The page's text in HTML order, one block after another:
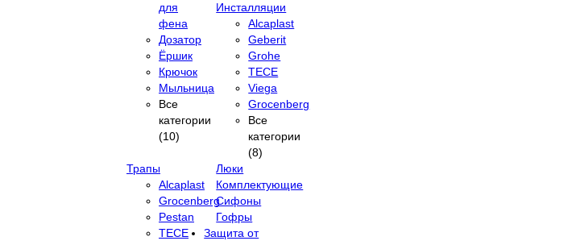
для
фена
Дозатор
Ёршик
Крючок
Мыльница
Все
категории
(10)
Инсталляции
Alcaplast
Geberit
Grohe
TECE
Viega
Grocenberg
Все
категории
(8)
Трапы
Alcaplast
Grocenberg
Pestan
TECE
Люки
Комплектующие
Сифоны
Гофры
Защита от